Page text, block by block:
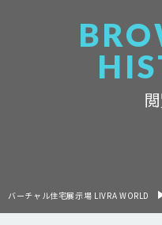
バーチャル住宅展示場 LIVRA WORLD